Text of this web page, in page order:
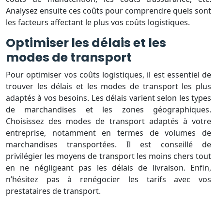
Analysez ensuite ces coûts pour comprendre quels sont
les facteurs affectant le plus vos coûts logistiques.
Optimiser les délais et les
modes de transport
Pour optimiser vos coûts logistiques, il est essentiel de
trouver les délais et les modes de transport les plus
adaptés à vos besoins. Les délais varient selon les types
de marchandises et les zones géographiques.
Choisissez des modes de transport adaptés à votre
entreprise, notamment en termes de volumes de
marchandises transportées. Il est conseillé de
privilégier les moyens de transport les moins chers tout
en ne négligeant pas les délais de livraison. Enfin,
n’hésitez pas à renégocier les tarifs avec vos
prestataires de transport.